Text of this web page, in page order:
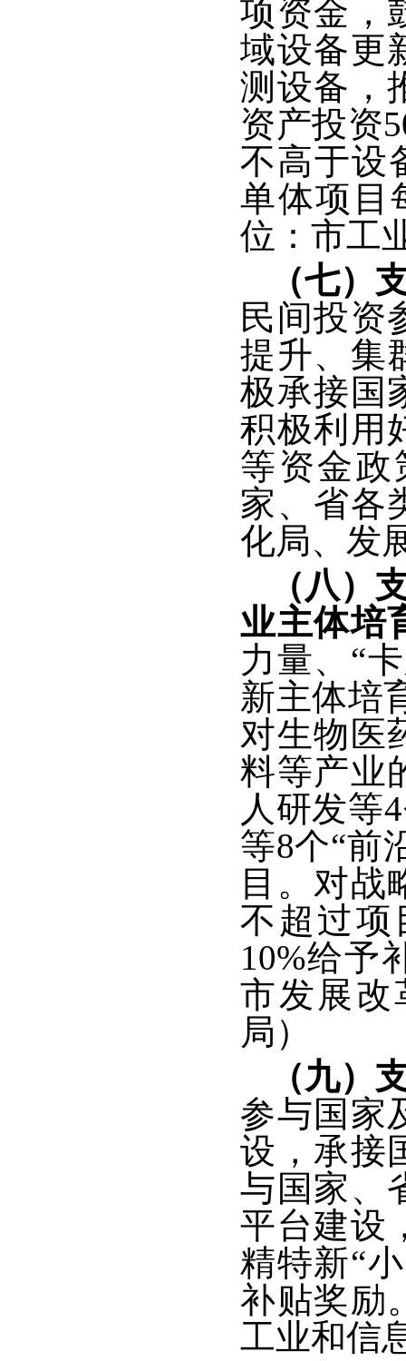
项资金，
域设备更
测设备，
资产投资
不高于设
单体项目
位：市工
（七）
民间投资
提升、集
极承接国
积极利用
等资金政
家、省各
化局、发
（八）
业主体培
力量、“
新主体培
对生物医
料等产业
人研发等
等8个“前
目。对战
不超过项
10%给予
市发展改
局）
（九）
参与国家
设，承接
与国家、
平台建设
精特新“
补贴奖励
工业和信